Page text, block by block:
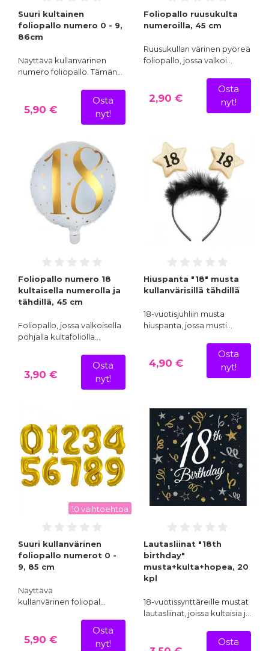
Suuri kultainen
foliopallo numero 0 - 9,
86cm
Näyttävä kullanvärinen
numero foliopallo. Tämän…
5,90 €
Osta
nyt!
Foliopallo ruusukulta
numeroilla, 45 cm
Ruusukullan värinen pyöreä
foliopallo, jossa valkoi…
2,90 €
Osta
nyt!
Foliopallo numero 18
kultaisella numerolla ja
tähdillä, 45 cm
Foliopallo, jossa valkoisella
pohjalla kultafoliolla…
3,90 €
Osta
nyt!
Hiuspanta "18" musta
kullanvärisillä tähdillä
18-vuotisjuhliin musta
hiuspanta, jossa musti…
4,90 €
Osta
nyt!
10 vaihtoehtoa
Suuri kullanvärinen
foliopallo numerot 0 -
9, 85 cm
Näyttävä
kullanvärinen foliopal…
5,90 €
Osta
nyt!
Lautasliinat "18th
birthday"
musta+kulta+hopea, 20
kpl
18-vuotissynttäreille mustat
lautasliinat, joissa kultaisia j…
Osta